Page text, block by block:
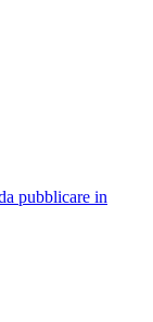
pubblicare in